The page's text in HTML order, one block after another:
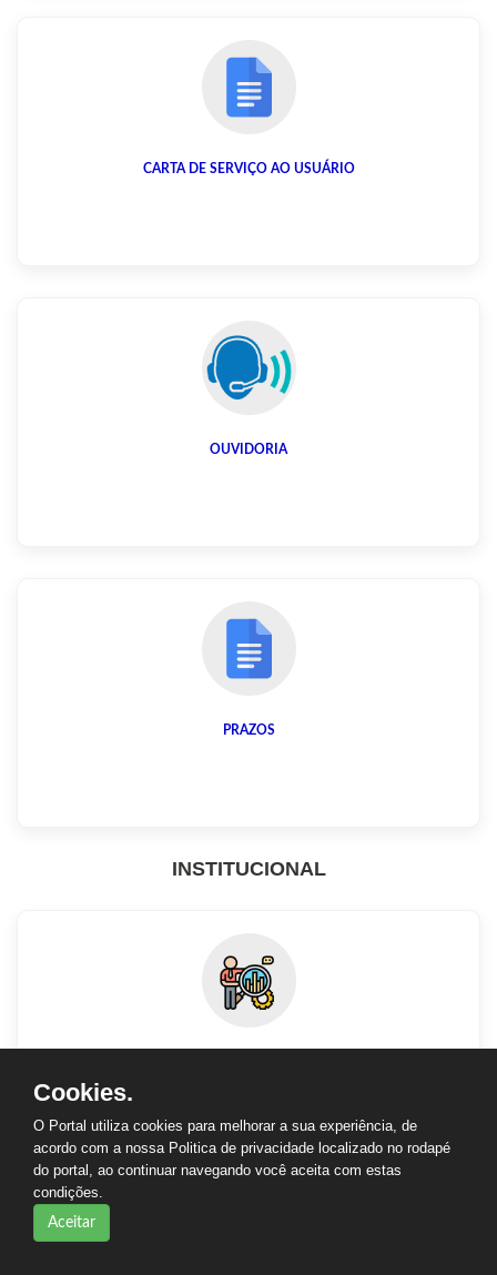
CARTA DE SERVIÇO AO USUÁRIO
OUVIDORIA
PRAZOS
INSTITUCIONAL
Cookies.
O Portal utiliza cookies para melhorar a sua experiência, de
acordo com a nossa Politica de privacidade localizado no rodapé
do portal, ao continuar navegando você aceita com estas
condições.
Aceitar